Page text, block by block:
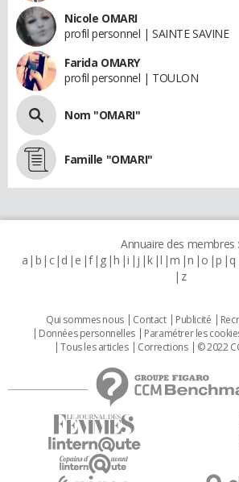
Nicole OMARI
profil personnel | SAINTE SAVINE
Farida OMARY
profil personnel | TOULON
Nom "OMARI"
Famille "OMARI"
Annuaire des membres :
a b c d e f g h i j k l m n o p q
z
Qui sommes nous Contact Publicité
Données personnelles
Paramétrer les
Tous les articles
Corrections © 2022